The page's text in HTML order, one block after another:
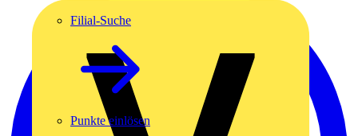
Filial-Suche
Punkte einlösen